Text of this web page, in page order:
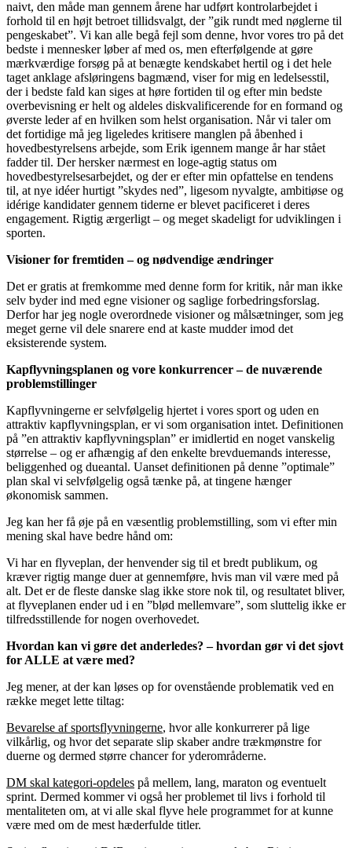
naivt, den måde man gennem årene har udført kontrolarbejdet i
forhold til en højt betroet tillidsvalgt, der ”gik rundt med nøglerne til
pengeskabet”. Vi kan alle begå fejl som denne, hvor vores tro på det
bedste i mennesker løber af med os, men efterfølgende at gøre
mærkværdige forsøg på at benægte kendskabet hertil og i det hele
taget anklage afsløringens bagmænd, viser for mig en ledelsesstil,
der i bedste fald kan siges at høre fortiden til og efter min bedste
overbevisning er helt og aldeles diskvalificerende for en formand og
øverste leder af en hvilken som helst organisation. Når vi taler om
det fortidige må jeg ligeledes kritisere manglen på åbenhed i
hovedbestyrelsens arbejde, som Erik igennem mange år har stået
fadder til. Der hersker nærmest en loge-agtig status om
hovedbestyrelsesarbejdet, og der er efter min opfattelse en tendens
til, at nye idéer hurtigt ”skydes ned”, ligesom nyvalgte, ambitiøse og
idérige kandidater gennem tiderne er blevet pacificeret i deres
engagement. Rigtig ærgerligt – og meget skadeligt for udviklingen i
sporten.
Visioner for fremtiden – og nødvendige ændringer
Det er gratis at fremkomme med denne form for kritik, når man ikke
selv byder ind med egne visioner og saglige forbedringsforslag.
Derfor har jeg nogle overordnede visioner og målsætninger, som jeg
meget gerne vil dele snarere end at kaste mudder imod det
eksisterende system.
Kapflyvningsplanen og vore konkurrencer – de nuværende
problemstillinger
Kapflyvningerne er selvfølgelig hjertet i vores sport og uden en
attraktiv kapflyvningsplan, er vi som organisation intet. Definitionen
på ”en attraktiv kapflyvningsplan” er imidlertid en noget vanskelig
størrelse – og er afhængig af den enkelte brevduemands interesse,
beliggenhed og dueantal. Uanset definitionen på denne ”optimale”
plan skal vi selvfølgelig også tænke på, at tingene hænger
økonomisk sammen.
Jeg kan her få øje på en væsentlig problemstilling, som vi efter min
mening skal have bedre hånd om:
Vi har en flyveplan, der henvender sig til et bredt publikum, og
kræver rigtig mange duer at gennemføre, hvis man vil være med på
alt. Det er de fleste danske slag ikke store nok til, og resultatet bliver,
at flyveplanen ender ud i en ”blød mellemvare”, som sluttelig ikke er
tilfredsstillende for nogen overhovedet.
Hvordan kan vi gøre det anderledes? – hvordan gør vi det sjovt
for ALLE at være med?
Jeg mener, at der kan løses op for ovenstående problematik ved en
række meget lette tiltag:
Bevarelse af sportsflyvningerne, hvor alle konkurrerer på lige
vilkårlig, og hvor det separate slip skaber andre trækmønstre for
duerne og dermed større chancer for yderområderne.
DM skal kategori-opdeles på mellem, lang, maraton og eventuelt
sprint. Dermed kommer vi også her problemet til livs i forhold til
mentaliteten om, at vi alle skal flyve hele programmet for at kunne
være med om de mest hæderfulde titler.